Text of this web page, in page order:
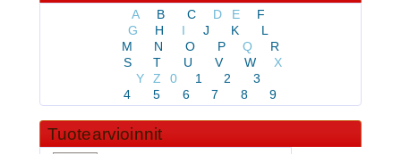
3.90€
BKK 6062-1X Black Ni...
A B C D E
F
G
H I J K
L
M
N O P Q
R
S
T U V W
X
Y
Z 0 1 2
3
4
5 6 7 8 9
Tuotearvioinnit